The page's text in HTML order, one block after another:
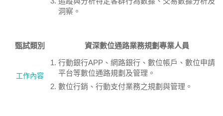
洞察。
甄試類別 資深數位通路業務規劃專業人員
工作內容
行動銀行APP、網路銀行、數位帳戶、數位申請
平台等數位通路規劃及管理。
數位行銷、行動支付業務之規劃與管理。